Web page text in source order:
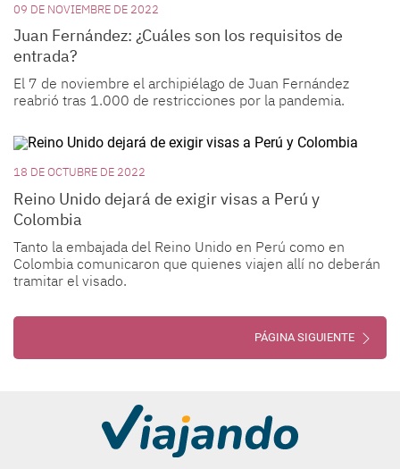
09 DE NOVIEMBRE DE 2022
Juan Fernández: ¿Cuáles son los requisitos de
entrada?
El 7 de noviembre el archipiélago de Juan Fernández
reabrió tras 1.000 de restricciones por la pandemia.
18 DE OCTUBRE DE 2022
Reino Unido dejará de exigir visas a Perú y
Colombia
Tanto la embajada del Reino Unido en Perú como en
Colombia comunicaron que quienes viajen allí no deberán
tramitar el visado.
PÁGINA SIGUIENTE